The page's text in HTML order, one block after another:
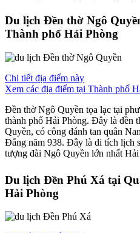
Du lịch Đền thờ Ngô
Thành phố Hải Phòng
Chi tiết địa điểm này
Xem các địa điểm tại Thành phố
Đền thờ Ngô Quyền tọa lạc tại
thành phố Hải Phòng. Đây là đền
Quyền, có công đánh tan quân
Đằng năm 938. Đây là di tích lịch
tượng đài Ngô Quyền lớn nhất Hải
Du lịch Đền Phú Xá tại
Hải Phòng